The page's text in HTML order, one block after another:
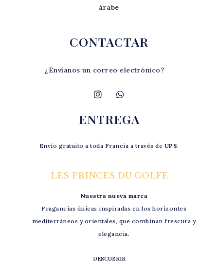
árabe
CONTACTAR
¿Envíanos un correo electrónico?
ENTREGA
Envío gratuito a toda Francia a través de UPS.
LES PRINCES DU GOLFE
Nuestra nueva marca
Fragancias únicas inspiradas en los horizontes
mediterráneos y orientales, que combinan frescura y
elegancia.
DESCUBRIR